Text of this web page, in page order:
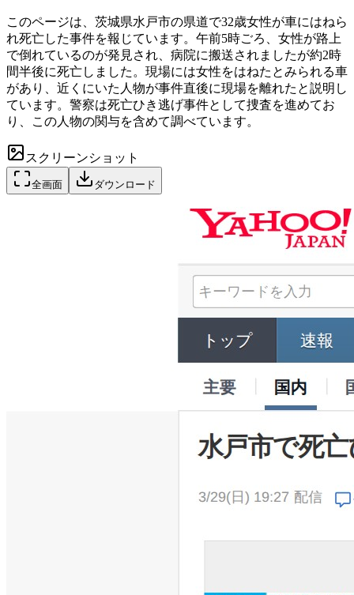
このページは、茨城県水戸市の県道で32歳女性が車にはねら
れ死亡した事件を報じています。午前5時ごろ、女性が路上
で倒れているのが発見され、病院に搬送されましたが約2時
間半後に死亡しました。現場には女性をはねたとみられる車
があり、近くにいた人物が事件直後に現場を離れたと説明し
ています。警察は死亡ひき逃げ事件として捜査を進めてお
り、この人物の関与を含めて調べています。
スクリーンショット
全画面 ダウンロード